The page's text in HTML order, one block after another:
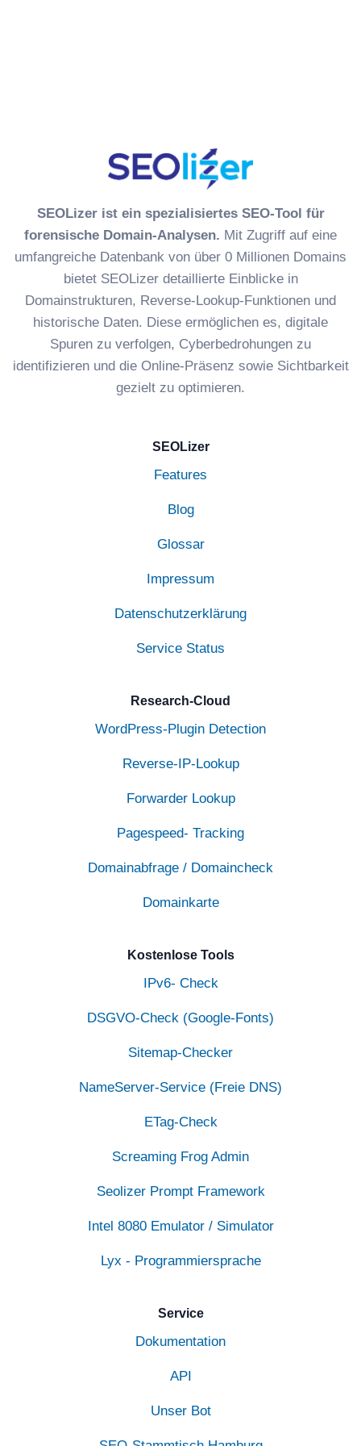
New
SEOLizer ist ein spezialisiertes SEO-Tool für
forensische Domain-Analysen. Mit Zugriff auf eine
umfangreiche Datenbank von über 0 Millionen Domains
bietet SEOLizer detaillierte Einblicke in
Domainstrukturen, Reverse-Lookup-Funktionen und
historische Daten. Diese ermöglichen es, digitale
Spuren zu verfolgen, Cyberbedrohungen zu
identifizieren und die Online-Präsenz sowie Sichtbarkeit
gezielt zu optimieren.
SEOLizer
Features
Blog
Glossar
Impressum
Datenschutzerklärung
Service Status
Research-Cloud
WordPress-Plugin Detection
Reverse-IP-Lookup
Forwarder Lookup
Pagespeed- Tracking
Domainabfrage / Domaincheck
Domainkarte
Kostenlose Tools
IPv6- Check
DSGVO-Check (Google-Fonts)
Sitemap-Checker
NameServer-Service (Freie DNS)
ETag-Check
Screaming Frog Admin
Seolizer Prompt Framework
Intel 8080 Emulator / Simulator
Lyx - Programmiersprache
Service
Dokumentation
API
Unser Bot